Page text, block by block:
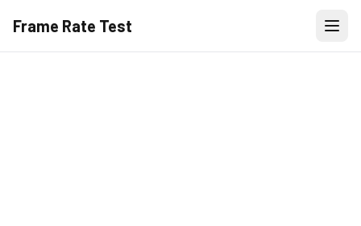
Frame Rate Test